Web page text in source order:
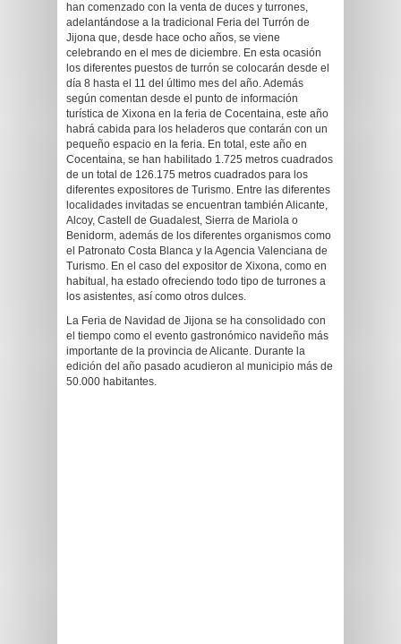
han comenzado con la venta de duces y turrones,
adelantándose a la tradicional Feria del Turrón de
Jijona que, desde hace ocho años, se viene
celebrando en el mes de diciembre. En esta ocasión
los diferentes puestos de turrón se colocarán desde el
día 8 hasta el 11 del último mes del año. Además
según comentan desde el punto de información
turística de Xixona en la feria de Cocentaina, este año
habrá cabida para los heladeros que contarán con un
pequeño espacio en la feria. En total, este año en
Cocentaina, se han habilitado 1.725 metros cuadrados
de un total de 126.175 metros cuadrados para los
diferentes expositores de Turismo. Entre las diferentes
localidades invitadas se encuentran también Alicante,
Alcoy, Castell de Guadalest, Sierra de Mariola o
Benidorm, además de los diferentes organismos como
el Patronato Costa Blanca y la Agencia Valenciana de
Turismo. En el caso del expositor de Xixona, como en
habitual, ha estado ofreciendo todo tipo de turrones a
los asistentes, así como otros dulces.
La Feria de Navidad de Jijona se ha consolidado con
el tiempo como el evento gastronómico navideño más
importante de la provincia de Alicante. Durante la
edición del año pasado acudieron al municipio más de
50.000 habitantes.